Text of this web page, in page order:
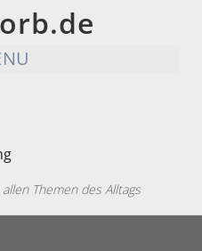
Themen des Alltags